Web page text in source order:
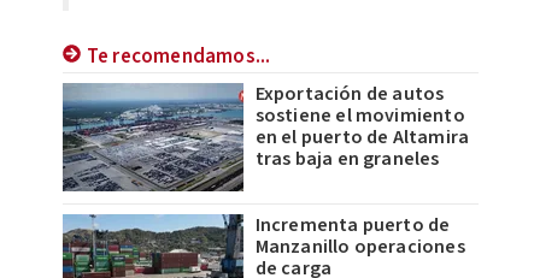
Te recomendamos...
Exportación de autos
sostiene el movimiento
en el puerto de Altamira
tras baja en graneles
Incrementa puerto de
Manzanillo operaciones
de carga